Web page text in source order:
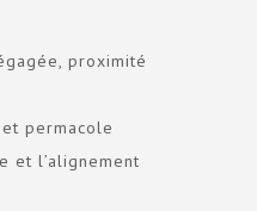
proximité
permacole
et l’alignement